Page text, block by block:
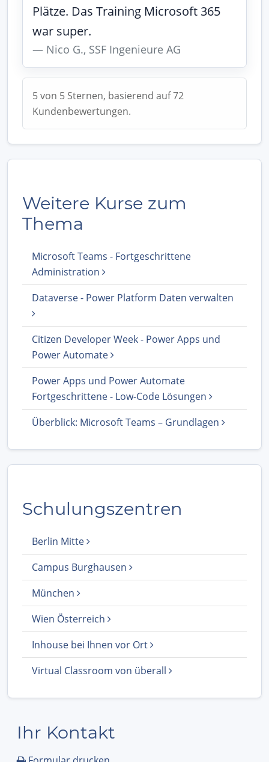
Plätze. Das Training Microsoft 365
war super.
Nico G., SSF Ingenieure AG
5 von 5 Sternen, basierend auf 72
Kundenbewertungen.
Weitere Kurse zum
Thema
Microsoft Teams - Fortgeschrittene
Administration
Dataverse - Power Platform Daten verwalten
Citizen Developer Week - Power Apps und
Power Automate
Power Apps und Power Automate
Fortgeschrittene - Low-Code Lösungen
Überblick: Microsoft Teams – Grundlagen
Schulungszentren
Berlin Mitte
Campus Burghausen
München
Wien Österreich
Inhouse bei Ihnen vor Ort
Virtual Classroom von überall
Ihr Kontakt